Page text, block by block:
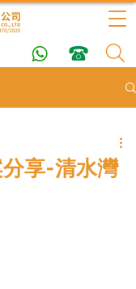
享-清水灣